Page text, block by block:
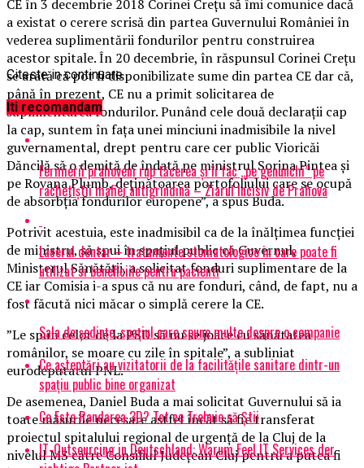
CE în 3 decembrie 2018 Corinei Creţu să îmi comunice dacă
a existat o cerere scrisă din partea Guvernului României în
vederea suplimentării fondurilor pentru construirea
acestor spitale. În 20 decembrie, în răspunsul Corinei Creţu
se arată că pot fi disponibilizate sume din partea CE dar că,
până în prezent, CE nu a primit solicitarea de
suplimentarea fondurilor. Punând cele două declaraţii cap
la cap, suntem în faţa unei minciuni inadmisibile la nivel
guvernamental, drept pentru care cer public Vioricăi
Dăncilă să o demită de îndată pe ministrul Sorina Pintea şi
pe Rovana Plumb, deţinătoarea portofoliului care se ocupă
de absorbţia fondurilor europene”, a spus Buda.
Potrivit acestuia, este inadmisibil ca de la înălţimea funcţiei
de ministru, să spui în spaţiul public că Guvernul,
Ministerul Sănătăţii, a solicitat fonduri suplimentare de la
CE iar Comisia i-a spus că nu are fonduri, când, de fapt, nu a
fost făcută nici măcar o simplă cerere la CE.
”Le spun celor de la PSD să nu se joace cu sănătatea
românilor, se moare cu zile în spitale”, a subliniat
eurodeputatul PNL.
De asemenea, Daniel Buda a mai solicitat Guvernului să ia
toate măsurile necesare astfel încât să fie transferat
proiectul spitalului regional de urgenţă de la Cluj de la
nivelul MS către Consiliul Judeţean Cluj pentru a putea fi
Citeste in continuare
Iti recomandam
Fermierii prahoveni rup tăcerea și îi fac „pe genunchi” pe
rachetiștii mafiei antigrindină – Ziarul Incisiv de Prahova
Laserul dentar – tratamente stomatologice in care poate fi
utilizat si beneficiile pentru pacienti
Sala de ședințe, spațiul care spune multe despre o companie
Ce așteptări au vizitatorii de la facilitățile sanitare dintr-un
spațiu public bine organizat
Ce Este Randarea 3D? Tot ce Trebuie să Știi
IT-Outsourcing in Deutschland: Warum Feel IT Services der